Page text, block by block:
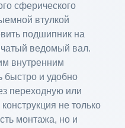
сферического
втулкой
подшипник на
ведомый вал.
внутренним
быстро и удобно
переходную или
не только
монтажа, но и